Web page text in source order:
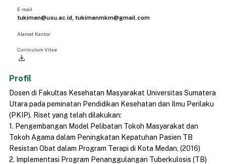
E-mail
tukiman@usu.ac.id, tukimanmkm@gmail.com
Alamat Kantor
Curriculum Vitae
file_download
Profil
Dosen di Fakultas Kesehatan Masyarakat Universitas Sumatera
Utara pada peminatan Pendidikan Kesehatan dan Ilmu Perilaku
(PKIP). Riset yang telah dilakukan:
1. Pengembangan Model Pelibatan Tokoh Masyarakat dan
Tokoh Agama dalam Peningkatan Kepatuhan Pasien TB
Resistan Obat dalam Program Terapi di Kota Medan, (2016)
2. Implementasi Program Penanggulangan Tuberkulosis (TB)